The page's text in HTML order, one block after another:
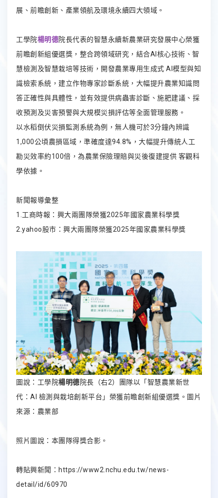
展、前瞻創新、產業領航及環境永續四大領域。
工學院楊明德院長代表的智慧永續新農業研究發展中心榮獲
前瞻創新組優選獎，整合跨領域研究，結合AI核心技術、智
慧檢測及智慧栽培等技術，開發農業專用生成式 AI模型與知
識檢索系統，建立作物專家診斷系統，大幅提升農業知識問
答正確性與具體性，並有效提供病蟲害診斷、施肥建議、採
收預測及災害預警與大規模災損評估等全面管理服務。
以水稻倒伏災損監測系統為例，無人機可於3分鐘內辨識
1,000公頃農損區域，準確度達94.8%，大幅提升傳統人工
勘災效率約100倍，為農業保險理賠與災後復建提供 客觀科
學依據。
新聞報導彙整
1. 工商時報 ：興大兩團隊榮獲2025年國家農業科學獎
2. yahoo股市 ：興大兩團隊榮獲2025年國家農業科學獎
圖說：工學院楊明德院長（右2）團隊以「智慧農業新世
代：AI 檢測與栽培創新平台」榮獲前瞻創新組優選獎。圖片
來源：農業部
照片圖說：本團隊得獎合影。
轉貼興新聞： https://www2.nchu.edu.tw/news-
detail/id/60970